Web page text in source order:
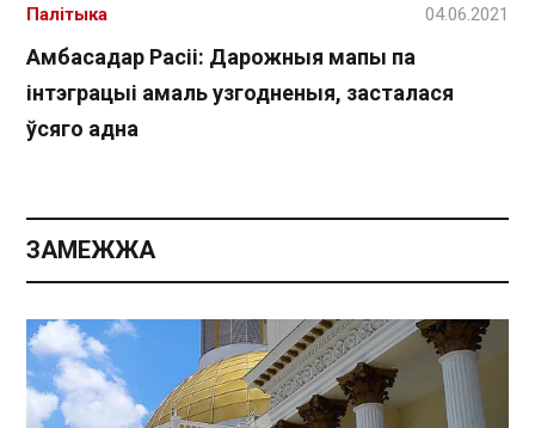
Амбасадар Расіі: Дарожныя мапы па
інтэграцыі амаль узгодненыя, засталася
ўсяго адна
Палітыка 04.06.2021
ЗАМЕЖЖА